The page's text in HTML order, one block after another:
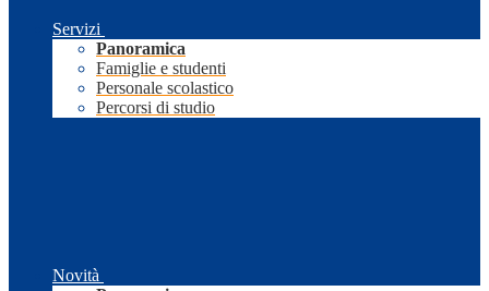
Servizi
Panoramica
Famiglie e studenti
Personale scolastico
Percorsi di studio
Novità